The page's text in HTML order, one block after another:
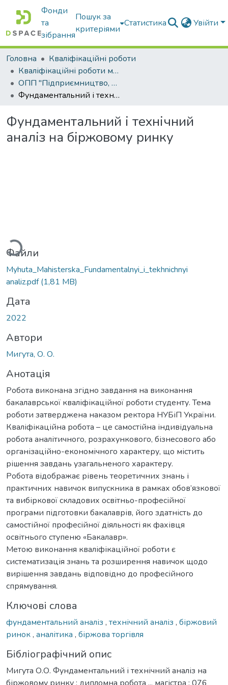
Фонди
та
зібрання
Пошук за
критеріями
Статистика Увійти
Головна
Кваліфікаційні роботи
Кваліфікаційні роботи магістрів
ОПП "Підприємництво, торгівля та біржова діяльність"
Фундаментальний і технічний аналіз на біржовому ринку
Фундаментальний і технічний
аналіз на біржовому ринку
Файли
Myhuta_Мahisterska_Fundamentalnyi_i_tekhnichnyi
analiz.pdf(1,81 MB)
Дата
2022
Автори
Мигута, О. О.
Анотація
Робота виконана згідно завдання на виконання
бакалаврської кваліфікаційної роботи студенту. Тема
роботи затверджена наказом ректора НУБіП України.
Кваліфікаційна робота – це самостійна індивідуальна
робота аналітичного, розрахункового, бізнесового або
організаційно-економічного характеру, що містить
рішення завдань узагальненого характеру.
Робота відображає рівень теоретичних знань і
практичних навичок випускника в рамках обов’язкової
та вибіркової складових освітньо-професійної
програми підготовки бакалаврів, його здатність до
самостійної професійної діяльності як фахівця
освітнього ступеню «Бакалавр».
Метою виконання кваліфікаційної роботи є
систематизація знань та розширення навичок щодо
вирішення завдань відповідно до професійного
спрямування.
Ключові слова
фундаментальний аналіз , технічний аналіз , біржовий
ринок, аналітика , біржова торгівля
Бібліографічний опис
Мигута О.О. Фундаментальний і технічний аналіз на